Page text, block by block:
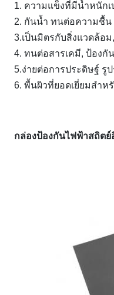
1. ความแข็งที่มีน้ำหนัก
2. กันน้ำ ทนต่อความชื้น
3.เป็นมิตรกับสิ่งแวดล้อ
4. ทนต่อสารเคมี, ป้องกั
5.ง่ายต่อการประดิษฐ์ รูป
6. พื้นผิวที่ยอดเยี่ยมสำ
กล่องป้องกันไฟฟ้าสถิตย์